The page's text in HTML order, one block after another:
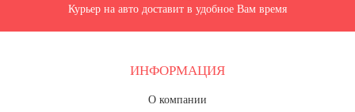
Курьер на авто доставит в удобное Вам время
ИНФОРМАЦИЯ
О компании